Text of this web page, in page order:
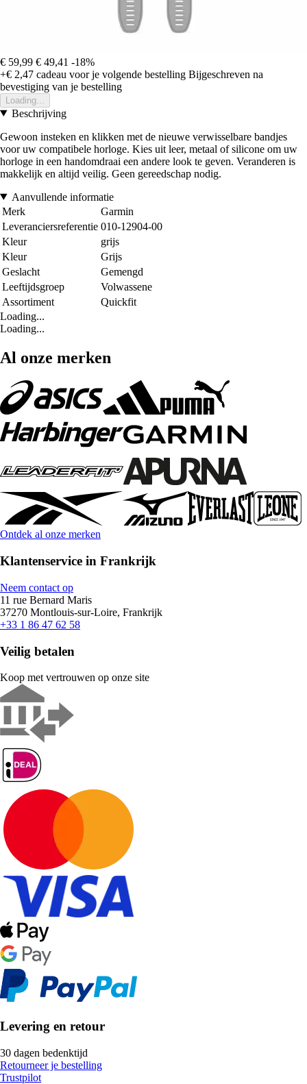
€ 59,99 € 49,41 -18%
+€ 2,47 cadeau voor je volgende bestelling Bijgeschreven na
bevestiging van je bestelling
Loading...
Beschrijving
Gewoon insteken en klikken met de nieuwe verwisselbare bandjes
voor uw compatibele horloge. Kies uit leer, metaal of silicone om uw
horloge in een handomdraai een andere look te geven. Veranderen is
makkelijk en altijd veilig. Geen gereedschap nodig.
Aanvullende informatie
Merk
Garmin
Leveranciersreferentie 010-12904-00
Kleur
grijs
Kleur
Grijs
Geslacht
Gemengd
Leeftijdsgroep
Volwassene
Assortiment
Quickfit
Loading...
Loading...
Al onze merken
Ontdek al onze merken
Klantenservice in Frankrijk
Neem contact op
11 rue Bernard Maris
37270 Montlouis-sur-Loire, Frankrijk
+33 1 86 47 62 58
Veilig betalen
Koop met vertrouwen op onze site
Levering en retour
30 dagen bedenktijd
Retourneer je bestelling
Trustpilot